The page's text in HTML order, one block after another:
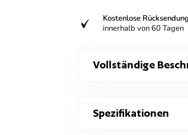
verifiziert
Kostenlose
innerhalb von 60 Tagen
Vollständige
Spezifikationen